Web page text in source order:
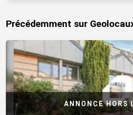
Précédemment sur